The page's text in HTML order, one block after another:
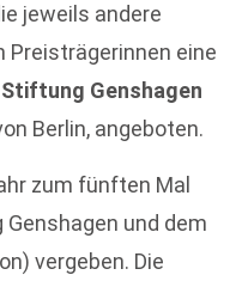
jeweils andere
Preisträgerinnen eine
Stiftung Genshagen
Berlin, angeboten.
zum fünften Mal
und dem
vergeben. Die